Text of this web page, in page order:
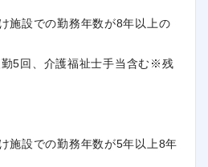
施設での勤務年数が8年以上の
5回、介護福祉士手当含む※残
施設での勤務年数が5年以上8年